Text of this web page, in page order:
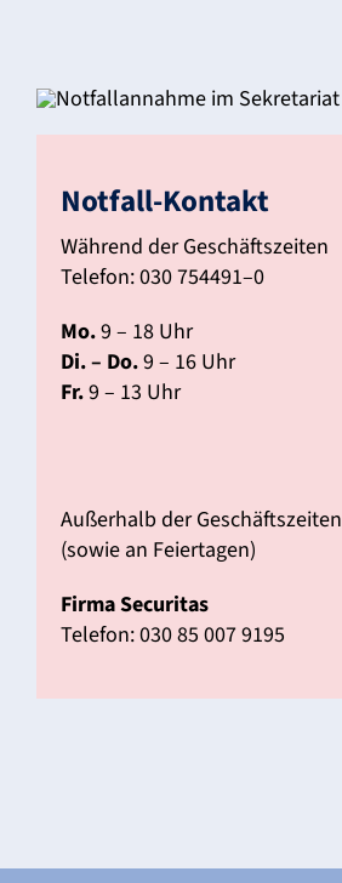
Notfall-Kontakt
Während der Geschäfts­zeiten
Telefon: 030 754491–0
Mo.9 – 18 Uhr
Di. – Do.9 – 16 Uhr
Fr.9 – 13 Uhr
Außer­halb der Geschäfts­zeiten
(sowie an Feier­tagen)
Firma Secu­ritas
Telefon: 030 85 007 9195